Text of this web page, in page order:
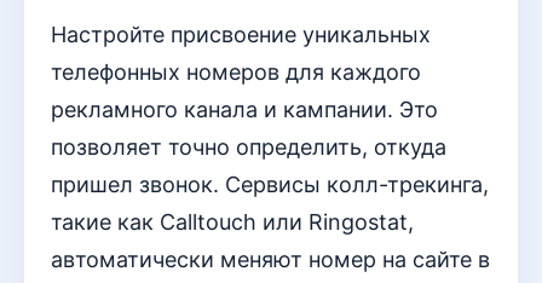
Настройте присвоение уникальных
телефонных номеров для каждого
рекламного канала и кампании. Это
позволяет точно определить, откуда
пришел звонок. Сервисы колл-трекинга,
такие как Calltouch или Ringostat,
автоматически меняют номер на сайте в